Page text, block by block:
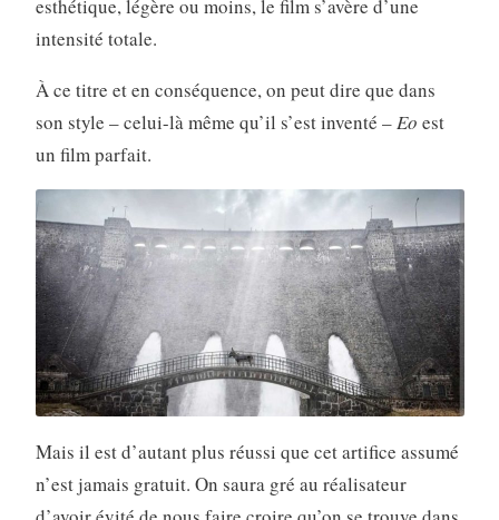
esthétique, légère ou moins, le film s’avère d’une
intensité totale.
À ce titre et en conséquence, on peut dire que dans
son style – celui-là même qu’il s’est inventé –Eo est
un film parfait.
Mais il est d’autant plus réussi que cet artifice assumé
n’est jamais gratuit. On saura gré au réalisateur